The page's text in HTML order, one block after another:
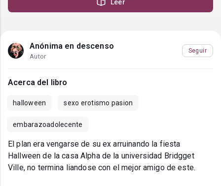
Leer
Anónima en descenso
Autor
Seguir
Acerca del libro
halloween sexo erotismo pasion
embarazoadolecente
El plan era vengarse de su ex arruinando la fiesta
Hallween de la casa Alpha de la universidad Bridgget
Ville, no termina liandose con el mejor amigo de este.